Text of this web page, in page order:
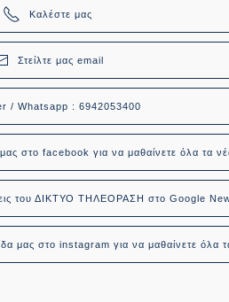
Καλέστε μας
Στείλτε μας email
/ Whatsapp : 6942053400
στο facebook για να μαθαίνετε όλα τα
του ΔΙΚΤΥΟ ΤΗΛΕΟΡΑΣΗ στο Google
μας στο instagram για να μαθαίνετε όλα